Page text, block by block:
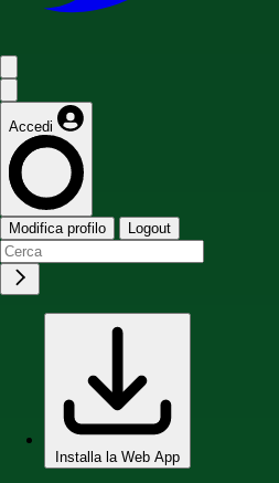
Accedi
Modifica profilo Logout
Installa la Web App